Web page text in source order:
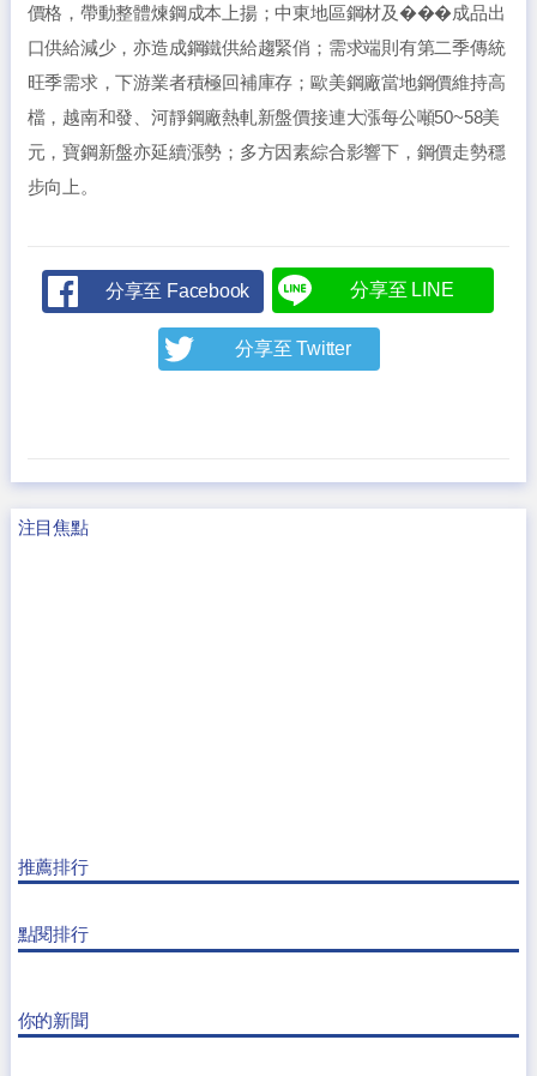
價格，帶動整體煉鋼成本上揚；中東地區鋼材及���成品出
口供給減少，亦造成鋼鐵供給趨緊俏；需求端則有第二季傳統
旺季需求，下游業者積極回補庫存；歐美鋼廠當地鋼價維持高
檔，越南和發、河靜鋼廠熱軋新盤價接連大漲每公噸50~58美
元，寶鋼新盤亦延續漲勢；多方因素綜合影響下，鋼價走勢穩
步向上。
分享至 Facebook 分享至 LINE
分享至 Twitter
注目焦點
推薦排行
點閱排行
你的新聞